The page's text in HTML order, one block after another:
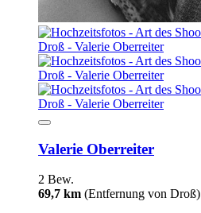
Valerie Oberreiter
2 Bew.
69,7 km (Entfernung von Droß)